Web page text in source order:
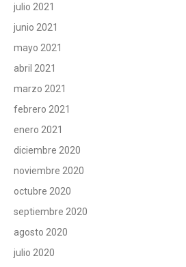
julio 2021
junio 2021
mayo 2021
abril 2021
marzo 2021
febrero 2021
enero 2021
diciembre 2020
noviembre 2020
octubre 2020
septiembre 2020
agosto 2020
julio 2020